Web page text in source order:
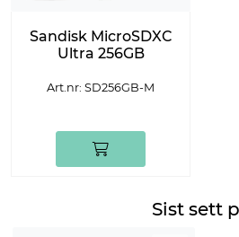
Sandisk MicroSDXC
Ultra 256GB
Art.nr: SD256GB-M
Sist sett